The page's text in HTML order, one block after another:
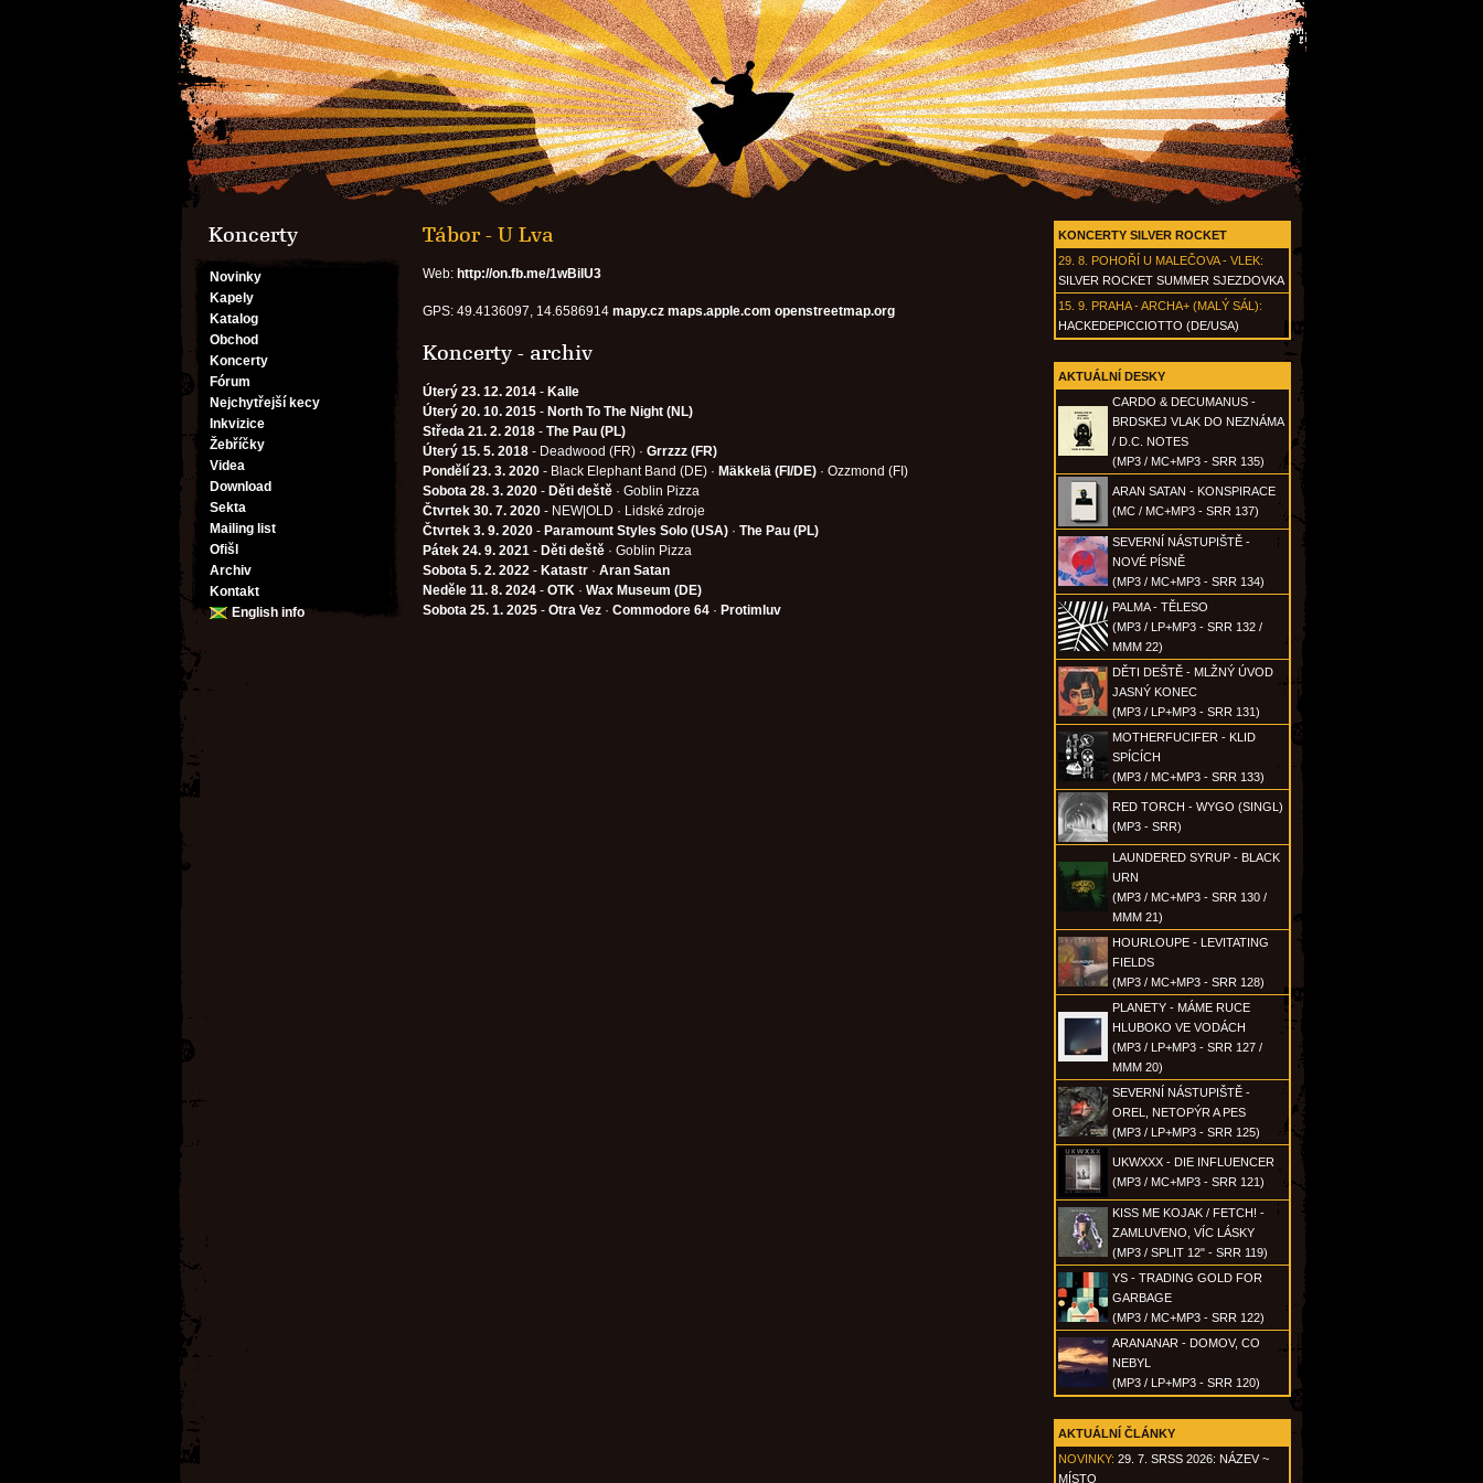
Koncerty
Novinky
Kapely
Katalog
Obchod
Koncerty
Fórum
Nejchytřejší kecy
Inkvizice
Žebříčky
Videa
Download
Sekta
Mailing list
Ofišl
Archiv
Kontakt
English info
KONCERTY SILVER ROCKET
29. 8. POHOŘÍ U MALEČOVA - VLEK:
SILVER ROCKET SUMMER SJEZDOVKA
15. 9. PRAHA - ARCHA+ (MALÝ SÁL):
HACKEDEPICCIOTTO (DE/USA)
AKTUÁLNÍ DESKY
CARDO & DECUMANUS -
BRDSKEJ VLAK DO NEZNÁMA
/ D.C. NOTES
(MP3 / MC+MP3 - SRR 135)
ARAN SATAN - KONSPIRACE
(MC / MC+MP3 - SRR 137)
SEVERNÍ NÁSTUPIŠTĚ -
NOVÉ PÍSNĚ
(MP3 / MC+MP3 - SRR 134)
PALMA - TĚLESO
(MP3 / LP+MP3 - SRR 132 /
MMM 22)
DĚTI DEŠTĚ - MLŽNÝ ÚVOD
JASNÝ KONEC
(MP3 / LP+MP3 - SRR 131)
MOTHERFUCIFER - KLID
SPÍCÍCH
(MP3 / MC+MP3 - SRR 133)
RED TORCH - WYGO (SINGL)
(MP3 - SRR)
LAUNDERED SYRUP - BLACK
URN
(MP3 / MC+MP3 - SRR 130 /
MMM 21)
HOURLOUPE - LEVITATING
FIELDS
(MP3 / MC+MP3 - SRR 128)
PLANETY - MÁME RUCE
HLUBOKO VE VODÁCH
(MP3 / LP+MP3 - SRR 127 /
MMM 20)
SEVERNÍ NÁSTUPIŠTĚ -
OREL, NETOPÝR A PES
(MP3 / LP+MP3 - SRR 125)
UKWXXX - DIE INFLUENCER
(MP3 / MC+MP3 - SRR 121)
KISS ME KOJAK / FETCH! -
ZAMLUVENO, VÍC LÁSKY
(MP3 / SPLIT 12" - SRR 119)
YS - TRADING GOLD FOR
GARBAGE
(MP3 / MC+MP3 - SRR 122)
ARANANAR - DOMOV, CO
NEBYL
(MP3 / LP+MP3 - SRR 120)
AKTUÁLNÍ ČLÁNKY
NOVINKY: 29. 7. SRSS 2026: NÁZEV ~
MÍSTO
Tábor - U Lva
Web: http://on.fb.me/1wBilU3
GPS: 49.4136097, 14.6586914 mapy.cz maps.apple.com openstreetmap.org
Koncerty - archiv
Úterý 23. 12. 2014 - Kalle
Úterý 20. 10. 2015 - North To The Night (NL)
Středa 21. 2. 2018 - The Pau (PL)
Úterý 15. 5. 2018 - Deadwood (FR) · Grrzzz (FR)
Pondělí 23. 3. 2020 - Black Elephant Band (DE) · Mäkkelä (FI/DE) · Ozzmond (FI)
Sobota 28. 3. 2020 - Děti deště · Goblin Pizza
Čtvrtek 30. 7. 2020 - NEW|OLD · Lidské zdroje
Čtvrtek 3. 9. 2020 - Paramount Styles Solo (USA) · The Pau (PL)
Pátek 24. 9. 2021 - Děti deště · Goblin Pizza
Sobota 5. 2. 2022 - Katastr · Aran Satan
Neděle 11. 8. 2024 - OTK · Wax Museum (DE)
Sobota 25. 1. 2025 - Otra Vez · Commodore 64 · Protimluv